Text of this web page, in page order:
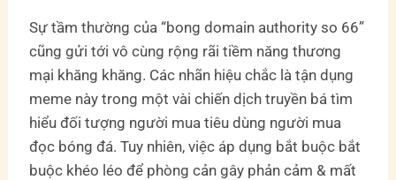
Sự tầm thường của “bong domain authority so 66”
cũng gửi tới vô cùng rộng rãi tiềm năng thương
mại khăng khăng. Các nhãn hiệu chắc là tận dụng
meme này trong một vài chiến dịch truyền bá tìm
hiểu đối tượng người mua tiêu dùng người mua
đọc bóng đá. Tuy nhiên, việc áp dụng bắt buộc bắt
buộc khéo léo để phòng cản gây phản cảm & mất